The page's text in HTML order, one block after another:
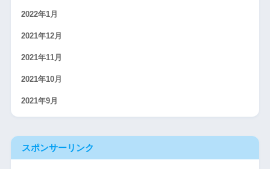
2022年1月
2021年12月
2021年11月
2021年10月
2021年9月
スポンサーリンク